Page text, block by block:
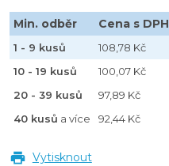
Min. odběr Cena s DPH
1 - 9 kusů
108,78 Kč
10 - 19 kusů
100,07 Kč
20 - 39 kusů
97,89 Kč
40 kusů a více 92,44 Kč
Vytisknout